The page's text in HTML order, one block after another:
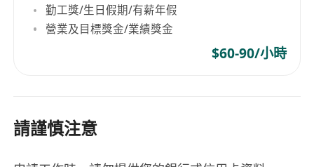
勤工獎/生日假期/有薪年假
營業及目標獎金/業績獎金
$60-90/小時
請謹慎注意